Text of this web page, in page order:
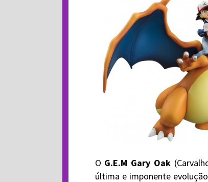
O G.E.M Gary Oak
última e imponente